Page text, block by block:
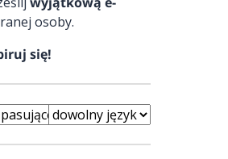
osoby.
się!